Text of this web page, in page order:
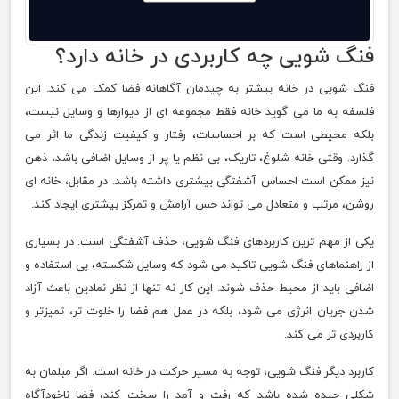
فنگ شویی چه کاربردی در خانه دارد؟
فنگ شویی در خانه بیشتر به چیدمان آگاهانه فضا کمک می کند. این
فلسفه به ما می گوید خانه فقط مجموعه ای از دیوارها و وسایل نیست،
بلکه محیطی است که بر احساسات، رفتار و کیفیت زندگی ما اثر می
گذارد. وقتی خانه شلوغ، تاریک، بی نظم یا پر از وسایل اضافی باشد، ذهن
نیز ممکن است احساس آشفتگی بیشتری داشته باشد. در مقابل، خانه ای
روشن، مرتب و متعادل می تواند حس آرامش و تمرکز بیشتری ایجاد کند.
یکی از مهم ترین کاربردهای فنگ شویی، حذف آشفتگی است. در بسیاری
از راهنماهای فنگ شویی تاکید می شود که وسایل شکسته، بی استفاده و
اضافی باید از محیط حذف شوند. این کار نه تنها از نظر نمادین باعث آزاد
شدن جریان انرژی می شود، بلکه در عمل هم فضا را خلوت تر، تمیزتر و
کاربردی تر می کند.
کاربرد دیگر فنگ شویی، توجه به مسیر حرکت در خانه است. اگر مبلمان به
شکلی چیده شده باشد که رفت و آمد را سخت کند، فضا ناخودآگاه